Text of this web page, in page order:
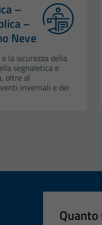
–
–
Neve
la sicurezza della
segnaletica e
oltre al
invernali e dei